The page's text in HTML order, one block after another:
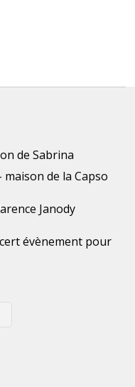
de Sabrina
de la Capso
Janody
évènement pour